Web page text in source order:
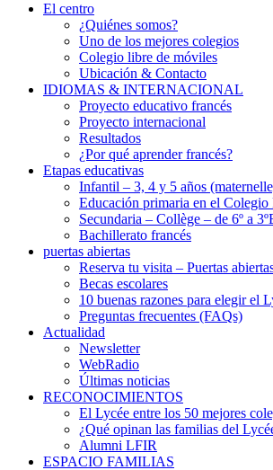
El centro
¿Quiénes somos?
Uno de los mejores colegios
Colegio libre de móviles
Ubicación & Contacto
IDIOMAS & INTERNACIONAL
Proyecto educativo francés
Proyecto internacional
Resultados
¿Por qué aprender francés?
Etapas educativas
Infantil – 3, 4 y 5 años
Educación primaria en el Colegio
Secundaria – Collège – de 6º a
Bachillerato francés
puertas abiertas
Reserva tu visita – Puertas
Becas escolares
10 buenas razones para elegir el
Preguntas frecuentes (FAQs)
Actualidad
Newsletter
WebRadio
Últimas noticias
RECONOCIMIENTOS
El Lycée entre los 50 mejores
¿Qué opinan las familias del
Alumni LFIR
ESPACIO FAMILIAS